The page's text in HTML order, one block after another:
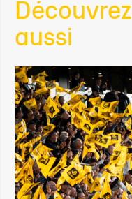
Découvrez
aussi